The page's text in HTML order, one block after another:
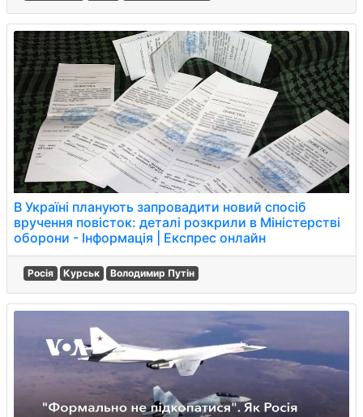
В Україні планують запровадити новий спосіб
вручення повісток: деталі розкрили в Міністерстві
оборони - Інформація | Експрес онлайн
Росія Курськ Володимир Путін